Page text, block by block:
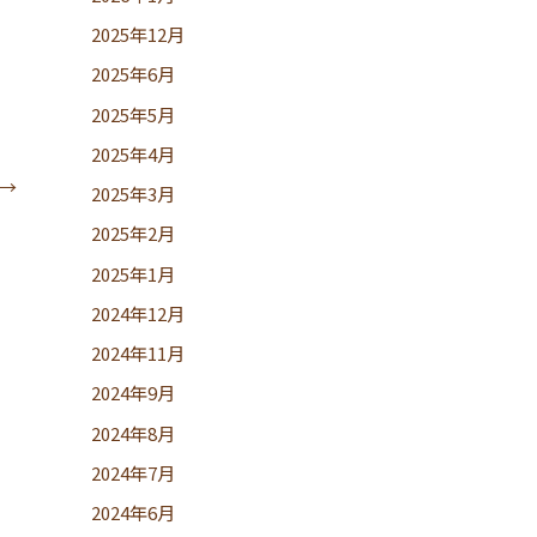
→
2025年12月
2025年6月
2025年5月
2025年4月
2025年3月
2025年2月
2025年1月
2024年12月
2024年11月
2024年9月
2024年8月
2024年7月
2024年6月